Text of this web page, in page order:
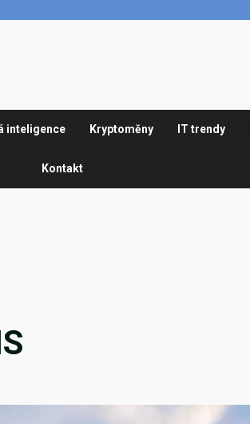
inteligence Kryptoměny IT trendy
Kontakt